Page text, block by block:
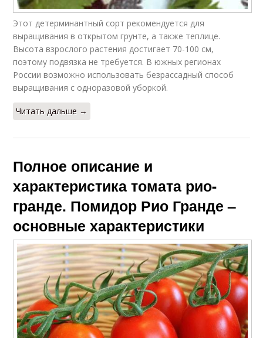
Этот детерминантный сорт рекомендуется для
выращивания в открытом грунте, а также теплице.
Высота взрослого растения достигает 70-100 см,
поэтому подвязка не требуется. В южных регионах
России возможно использовать безрассадный способ
выращивания с одноразовой уборкой.
Читать дальше →
Полное описание и
характеристика томата рио-
гранде. Помидор Рио Гранде –
основные характеристики